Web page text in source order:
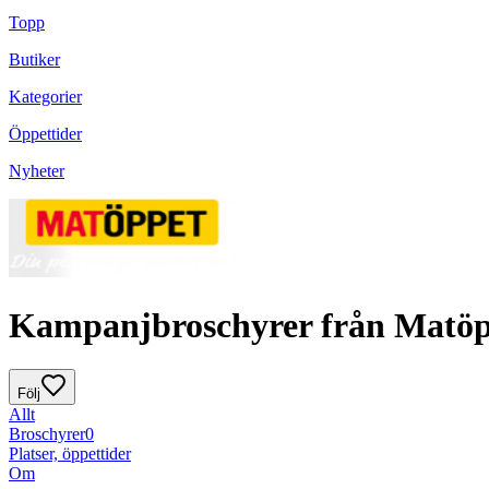
Topp
Butiker
Kategorier
Öppettider
Nyheter
Kampanjbroschyrer från
Följ
Allt
Broschyrer0
Platser, öppettider
Om